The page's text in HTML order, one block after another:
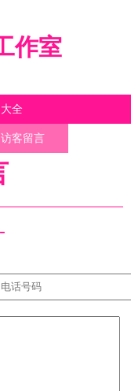
作室
全
访客留言